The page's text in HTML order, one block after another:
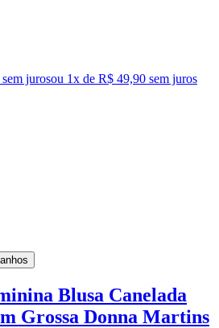
jurosou 1x de R$ 49,90 sem juros
Blusa Canelada
Grossa Donna Martins